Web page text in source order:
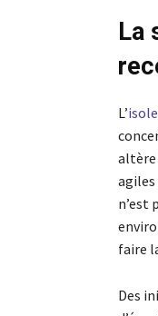
La
L’
altère
n’est
faire
Des